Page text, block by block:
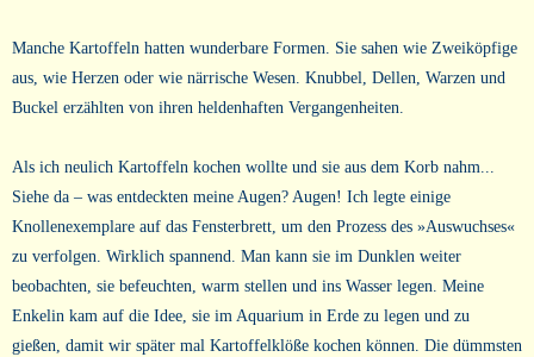
Manche Kartoffeln hatten wunderbare Formen. Sie sahen wie Zweiköpfige
aus, wie Herzen oder wie närrische Wesen. Knubbel, Dellen, Warzen und
Buckel erzählten von ihren heldenhaften Vergangenheiten.
Als ich neulich Kartoffeln kochen wollte und sie aus dem Korb nahm...
Siehe da – was entdeckten meine Augen? Augen! Ich legte einige
Knollenexemplare auf das Fensterbrett, um den Prozess des »Auswuchses«
zu verfolgen. Wirklich spannend. Man kann sie im Dunklen weiter
beobachten, sie befeuchten, warm stellen und ins Wasser legen. Meine
Enkelin kam auf die Idee, sie im Aquarium in Erde zu legen und zu
gießen, damit wir später mal Kartoffelklöße kochen können. Die dümmsten